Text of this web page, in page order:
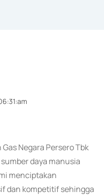
Negara Persero Tbk
daya manusia
menciptakan
dan kompetitif sehingga